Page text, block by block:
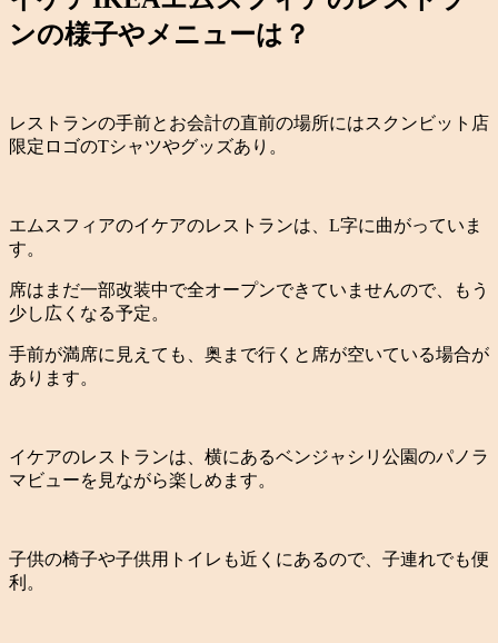
ンの様子やメニューは？
レストランの手前とお会計の直前の場所にはスクンビット店
限定ロゴのTシャツやグッズあり。
エムスフィアのイケアのレストランは、L字に曲がっていま
す。
席はまだ一部改装中で全オープンできていませんので、もう
少し広くなる予定。
手前が満席に見えても、奥まで行くと席が空いている場合が
あります。
イケアのレストランは、横にあるベンジャシリ公園のパノラ
マビューを見ながら楽しめます。
子供の椅子や子供用トイレも近くにあるので、子連れでも便
利。